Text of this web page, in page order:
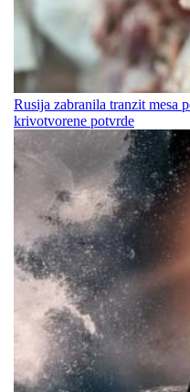
Rusija zabranila tranzit mesa
krivotvorene potvrde